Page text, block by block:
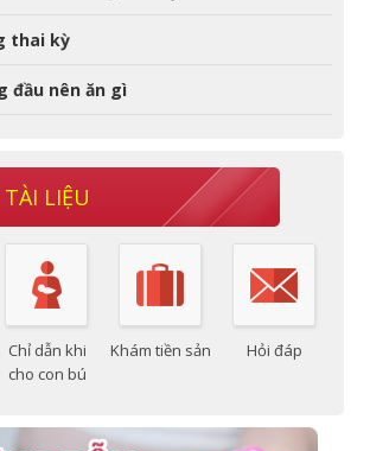
thai kỳ
đầu nên ăn gì
LIỆU
Chỉ dẫn khi
cho con bú
Khám tiền sản Hỏi đáp